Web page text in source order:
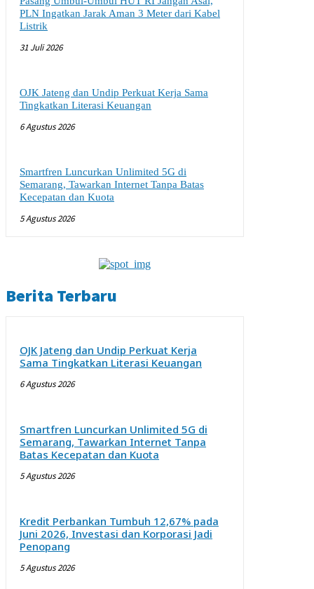
PLN Ingatkan Jarak Aman 3 Meter dari Kabel
Listrik
31 Juli 2026
OJK Jateng dan Undip Perkuat Kerja Sama
Tingkatkan Literasi Keuangan
6 Agustus 2026
Smartfren Luncurkan Unlimited 5G di
Semarang, Tawarkan Internet Tanpa Batas
Kecepatan dan Kuota
5 Agustus 2026
Berita Terbaru
OJK Jateng dan Undip Perkuat Kerja
Sama Tingkatkan Literasi Keuangan
6 Agustus 2026
Smartfren Luncurkan Unlimited 5G di
Semarang, Tawarkan Internet Tanpa
Batas Kecepatan dan Kuota
5 Agustus 2026
Kredit Perbankan Tumbuh 12,67% pada
Juni 2026, Investasi dan Korporasi Jadi
Penopang
5 Agustus 2026